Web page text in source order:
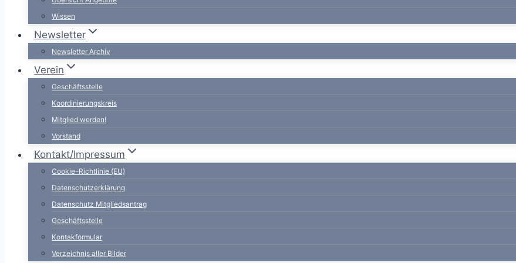
Wissen
Newsletter
Newsletter Archiv
Verein
Geschäftsstelle
Koordinierungskreis
Mitglied werden!
Vorstand
Kontakt/Impressum
Cookie-Richtlinie (EU)
Datenschutzerklärung
Datenschutz Mitgliedsantrag
Geschäftsstelle
Kontakformular
Verzeichnis aller Bilder